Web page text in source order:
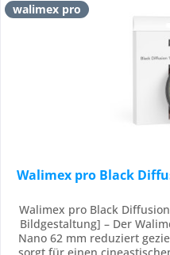
walimex pro
Walimex pro Black
Walimex pro Black
Bildgestaltung] – Der
Nano 62 mm reduziert
sorgt für einen